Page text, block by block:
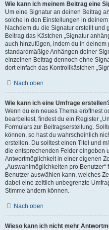
Wie kann ich meinem Beitrag eine
Um eine Signatur an deinen Beitrag
solche in den Einstellungen in
Nachdem du die Signatur erstellt und
Beitrag das Kästchen „Signatur
auch hinzufügen, indem du in
standardmäßige Anhängen deiner
einzelnen Beitrag dennoch ohne
dort einfach das Kontrollkästchen
Nach oben
Wie kann ich eine Umfrage
Wenn du ein neues Thema eröffnest
bearbeitest, findest du ein Register
Formulars zur Beitragserstellung.
können, so hast du wahrscheinlich
erstellen. Du solltest einen Titel und
die entsprechenden Felder eingeben
Antwortmöglichkeit in einer eigenen
„Auswahlmöglichkeiten pro
Benutzer auswählen kann, welches
dabei eine zeitlich unbegrenzte
Stimme ändern können.
Nach oben
Wieso kann ich nicht mehr